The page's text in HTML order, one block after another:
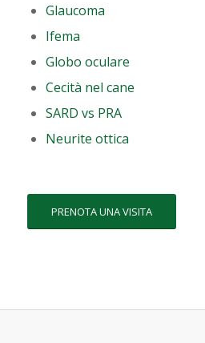
Glaucoma
Ifema
Globo oculare
Cecità nel cane
SARD vs PRA
Neurite ottica
PRENOTA UNA VISITA